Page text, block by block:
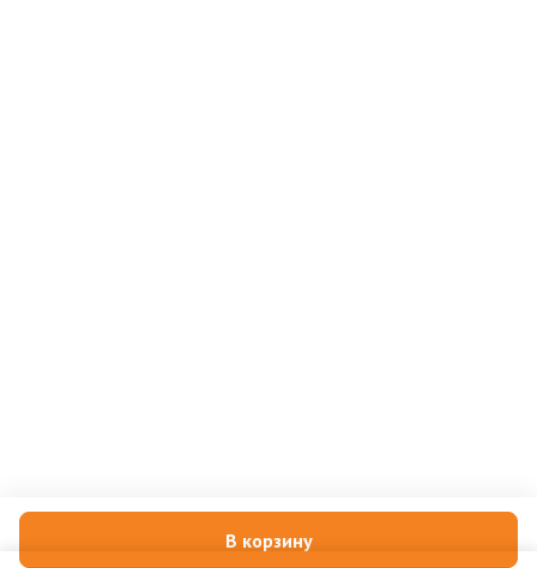
В корзину